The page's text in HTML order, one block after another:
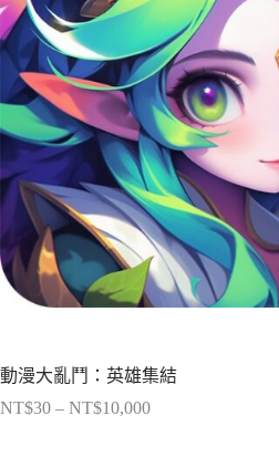
動漫大亂鬥：英雄集結
NT$30 – NT$10,000價